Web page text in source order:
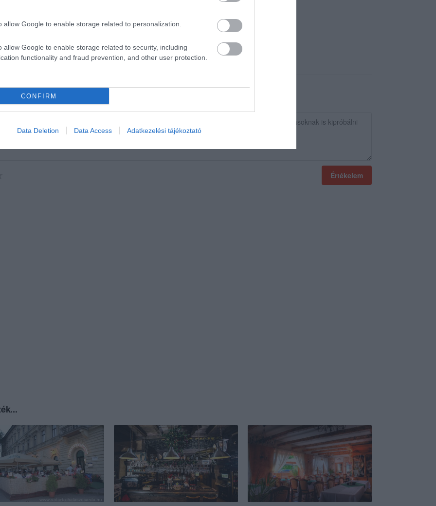
allow Google to enable storage related to personalization.
allow Google to enable storage related to security, including
functionality and fraud prevention, and other user protection.
CONFIRM
Data Deletion Data Access Adatkezelési tájékoztató
Értékelem